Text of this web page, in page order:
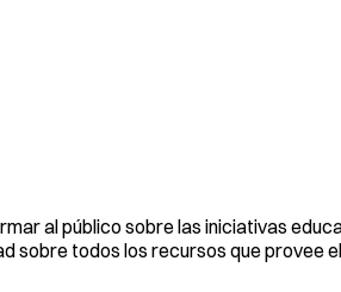
al público sobre las iniciativas
sobre todos los recursos que provee